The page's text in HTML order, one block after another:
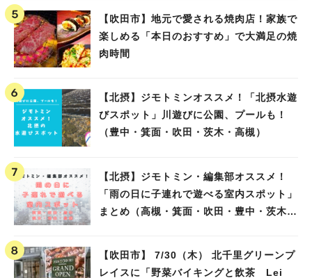
【吹田市】地元で愛される焼肉店！家族で
楽しめる「本日のおすすめ」で大満足の焼
肉時間
【北摂】ジモトミンオススメ！「北摂水遊
びスポット」川遊びに公園、プールも！
（豊中・箕面・吹田・茨木・高槻）
【北摂】ジモトミン・編集部オススメ！
「雨の日に子連れで遊べる室内スポット」
まとめ（高槻・箕面・吹田・豊中・茨木・
【吹田市】 7/30（木） 北千里グリーンプ
レイスに「野菜バイキングと飲茶 Lei